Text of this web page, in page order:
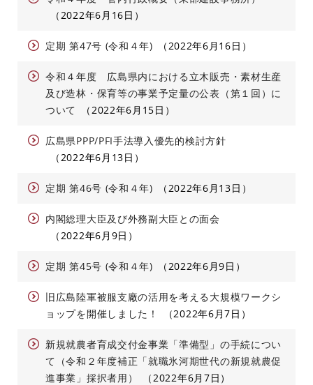
2022年6月16日
定期 第47号 (令和４年) 2022年6月16日
令和４年度 広島県内における立木販売・素材生産
及び造林・保育等の事業予定量の公表（第１回）に
ついて
2022年6月15日
広島県PPP/PFI手法導入優先的検討方針
2022年6月13日
定期 第46号 (令和４年) 2022年6月13日
内閣総理大臣及び外務副大臣との面会
2022年6月9日
定期 第45号 (令和４年) 2022年6月9日
旧広島陸軍被服支廠の活用を考える大規模ワークシ
ョップを開催しました！
2022年6月7日
新規就農者育成交付金事業「準備型」の手続につい
て（令和２年度補正「就職氷河期世代の新規就農促
進事業」採択者用）
2022年6月7日